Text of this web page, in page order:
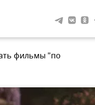
фильмы "по